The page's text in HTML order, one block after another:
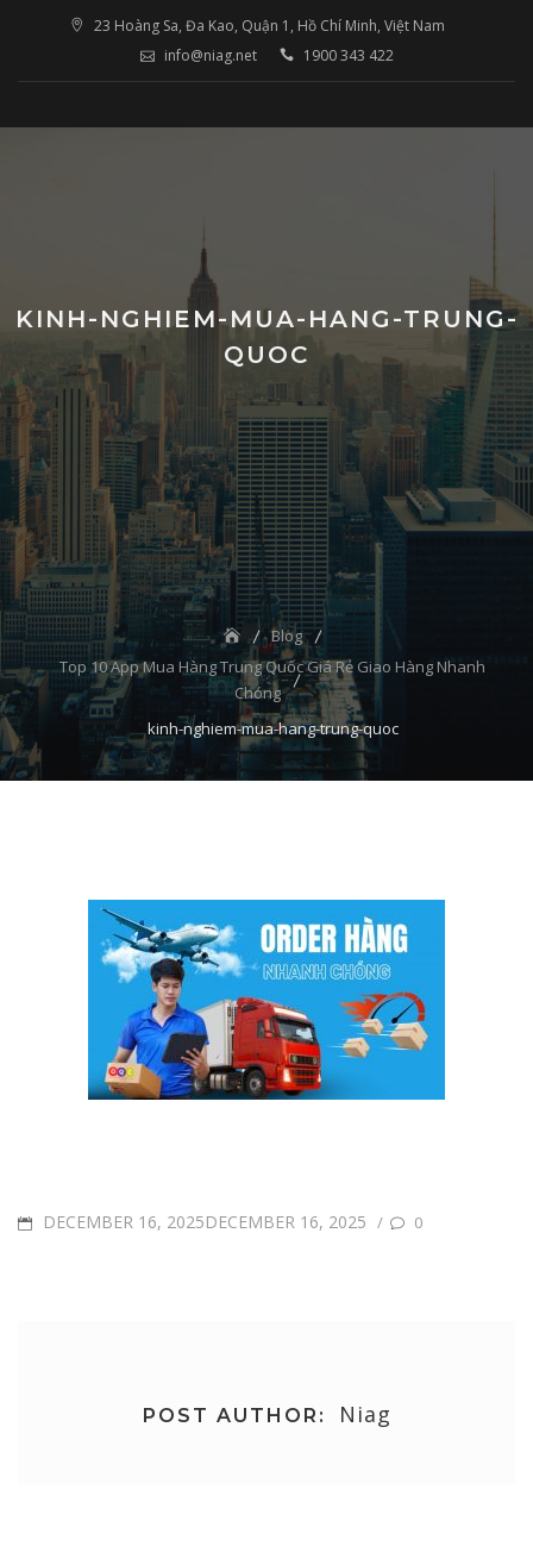
23 Hoàng Sa, Đa Kao, Quận 1, Hồ Chí Minh, Việt Nam
info@niag.net
1900 343 422
KINH-NGHIEM-MUA-HANG-TRUNG-
QUOC
Blog
Top 10 App Mua Hàng Trung Quốc Giá Rẻ Giao Hàng Nhanh
Chóng
kinh-nghiem-mua-hang-trung-quoc
POSTEDDECEMBER 16, 2025DECEMBER 16, 2025 / 0
POST AUTHOR: Niag